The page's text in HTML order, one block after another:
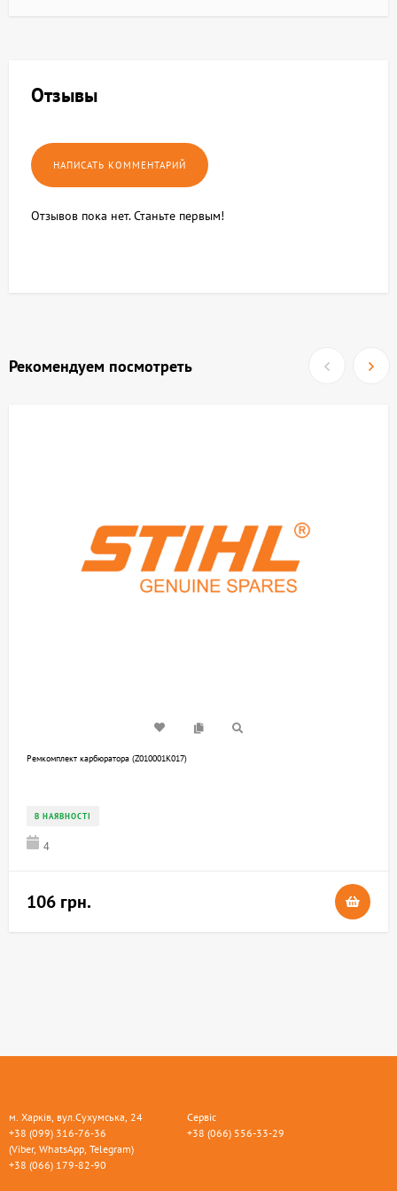
Отзывы
Отзывов пока нет. Станьте первым!
Рекомендуем посмотреть
Ремкомплект карбюратора (Z010001K017)
В НАЯВНОСТІ
4
106 грн.
м. Харків, вул.Сухумська, 24
+38 (099) 316-76-36
(Viber, WhatsApp, Telegram)
+38 (066) 179-82-90
Сервіс
+38 (066) 556-33-29